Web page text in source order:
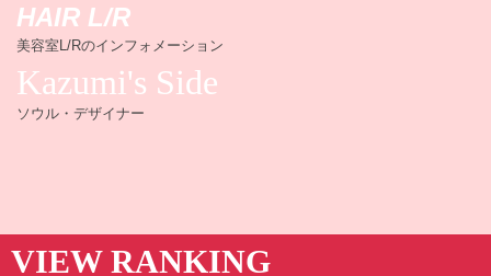
HAIR L/R
美容室L/Rのインフォメーション
Kazumi's Side
ソウル・デザイナー
VIEW RANKING